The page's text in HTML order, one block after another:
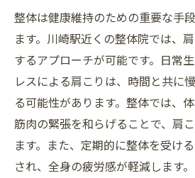
整体は健康維持のための重要な手
ます。川崎駅近くの整体院では、
するアプローチが可能です。日常
レスによる肩こりは、時間と共に
る可能性があります。整体では、
筋肉の緊張を和らげることで、肩
ます。また、定期的に整体を受け
され、全身の疲労感が軽減します